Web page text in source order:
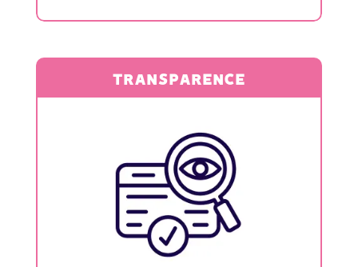
TRANSPARENCE